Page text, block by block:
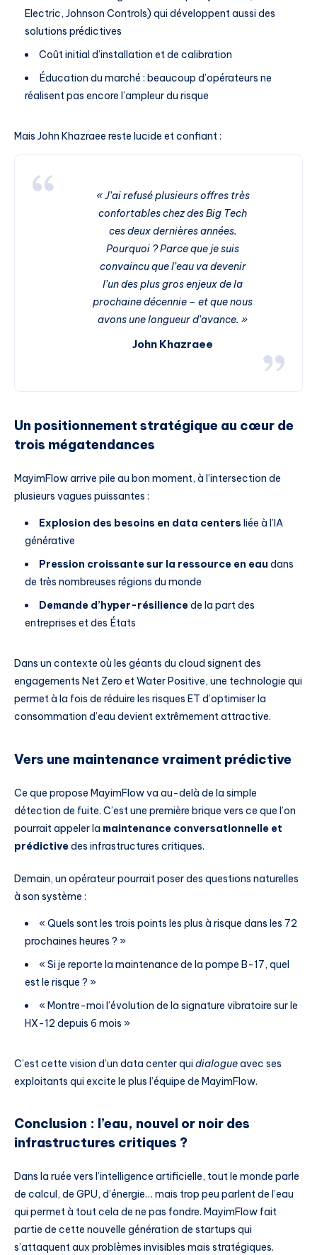
Electric, Johnson Controls) qui développent aussi des
solutions prédictives
Coût initial d’installation et de calibration
Éducation du marché : beaucoup d’opérateurs ne
réalisent pas encore l’ampleur du risque
Mais John Khazraee reste lucide et confiant :
« J’ai refusé plusieurs offres très
confortables chez des Big Tech
ces deux dernières années.
Pourquoi ? Parce que je suis
convaincu que l’eau va devenir
l’un des plus gros enjeux de la
prochaine décennie – et que nous
avons une longueur d’avance. »
John Khazraee
Un positionnement stratégique au cœur de
trois mégatendances
MayimFlow arrive pile au bon moment, à l’intersection de
plusieurs vagues puissantes :
Explosion des besoins en data centers liée à l’IA
générative
Pression croissante sur la ressource en eau dans
de très nombreuses régions du monde
Demande d’hyper-résiliencede la part des
entreprises et des États
Dans un contexte où les géants du cloud signent des
engagements Net Zero et Water Positive, une technologie qui
permet à la fois de réduire les risques ET d’optimiser la
consommation d’eau devient extrêmement attractive.
Vers une maintenance vraiment prédictive
Ce que propose MayimFlow va au-delà de la simple
détection de fuite. C’est une première brique vers ce que l’on
pourrait appeler la maintenance conversationnelle et
prédictivedes infrastructures critiques.
Demain, un opérateur pourrait poser des questions naturelles
à son système :
« Quels sont les trois points les plus à risque dans les 72
prochaines heures ? »
« Si je reporte la maintenance de la pompe B-17, quel
est le risque ? »
« Montre-moi l’évolution de la signature vibratoire sur le
HX-12 depuis 6 mois »
C’est cette vision d’un data center quidialogueavec ses
exploitants qui excite le plus l’équipe de MayimFlow.
Conclusion : l’eau, nouvel or noir des
infrastructures critiques ?
Dans la ruée vers l’intelligence artificielle, tout le monde parle
de calcul, de GPU, d’énergie… mais trop peu parlent de l’eau
qui permet à tout cela de ne pas fondre. MayimFlow fait
partie de cette nouvelle génération de startups qui
s’attaquent aux problèmes invisibles mais stratégiques.